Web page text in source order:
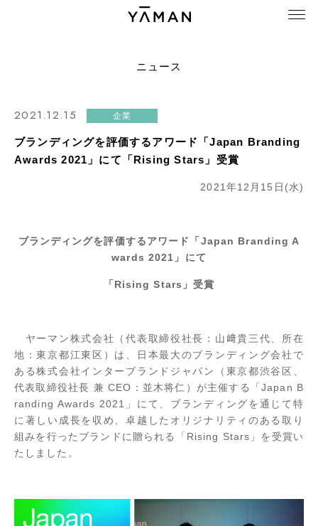
ニュース
2021.12.15 企業
ブランディングを評価するアワード「Japan Branding
Awards 2021」にて「Rising Stars」受賞
2021年12月15日(水)
ブランディングを評価するアワード
「Japan Branding A
wards 2021」にて
「Rising Stars」受賞
ヤーマン株式会社（代表取締役社長：山﨑貴三代、所在
地：東京都江東区）は、日本最大のブランディング会社で
ある株式会社インターブランドジャパン（東京都渋谷区、
代表取締役社長 兼 CEO：並木将仁）が主催する「Japan B
randing Awards 2021」にて、ブランディングを通じて特
に著しい成長を収め、卓越したオリジナリティのある取り
組みを行ったブランドに贈られる「Rising Stars」を受賞い
たしました。